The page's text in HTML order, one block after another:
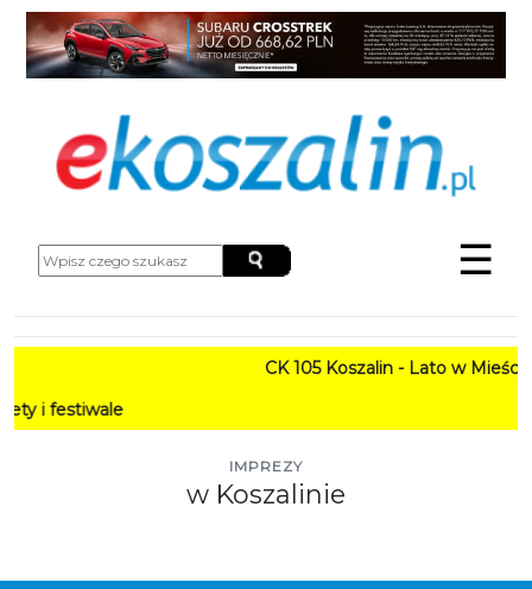
☰
CK 105 Koszalin - Lato w Mieście
IMPREZY
w Koszalinie